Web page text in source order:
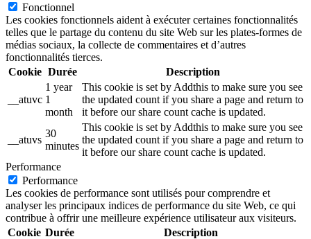
Fonctionnel
Les cookies fonctionnels aident à exécuter certaines fonctionnalités
telles que le partage du contenu du site Web sur les plates-formes de
médias sociaux, la collecte de commentaires et d’autres
fonctionnalités tierces.
Cookie Durée Description
__atuvc
1 year
1
month
This cookie is set by Addthis to make sure you see
the updated count if you share a page and return to
it before our share count cache is updated.
__atuvs
30
minutes
This cookie is set by Addthis to make sure you see
the updated count if you share a page and return to
it before our share count cache is updated.
Performance
Performance
Les cookies de performance sont utilisés pour comprendre et
analyser les principaux indices de performance du site Web, ce qui
contribue à offrir une meilleure expérience utilisateur aux visiteurs.
Cookie Durée Description